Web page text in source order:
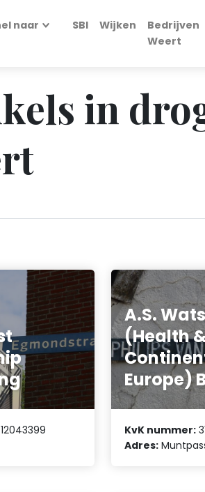
naar SBI Wijken
Bedrijven
Weert
in
12043399
A.S.
(Health
Europe)
KvK nummer:
Adres: